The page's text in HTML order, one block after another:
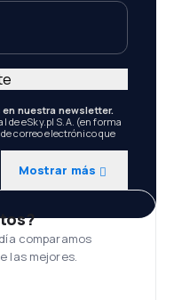
nuestra newsletter.
eSky.pl S.A. (en forma
correo electrónico que
Mostrar más
comparamos
las mejores.